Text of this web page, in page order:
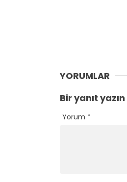
YORUMLAR
Bir yanıt yazın
Yorum *